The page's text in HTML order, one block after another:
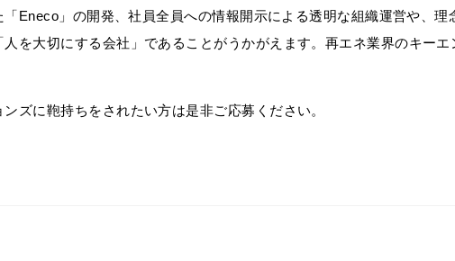
「Eneco」の開発、社員全員への情報開示による透明な組織運営や、
を大切にする会社」であることがうかがえます。再エネ業界のキー
ズに鞄持ちをされたい方は是非ご応募ください。